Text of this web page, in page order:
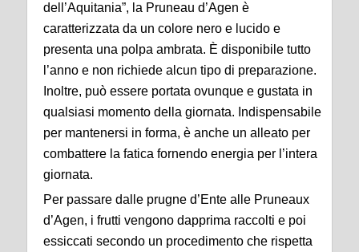
dell’Aquitania”, la Pruneau d’Agen è
caratterizzata da un colore nero e lucido e
presenta una polpa ambrata. È disponibile tutto
l’anno e non richiede alcun tipo di preparazione.
Inoltre, può essere portata ovunque e gustata in
qualsiasi momento della giornata. Indispensabile
per mantenersi in forma, è anche un alleato per
combattere la fatica fornendo energia per l’intera
giornata.
Per passare dalle prugne d’Ente alle Pruneaux
d’Agen, i frutti vengono dapprima raccolti e poi
essiccati secondo un procedimento che rispetta